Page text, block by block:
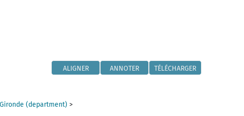
ALIGNER ANNOTER TÉLÉCHARGER
Gironde (department) >